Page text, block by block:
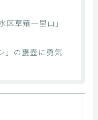
区草薙一里山」
」の甕壺に勇気